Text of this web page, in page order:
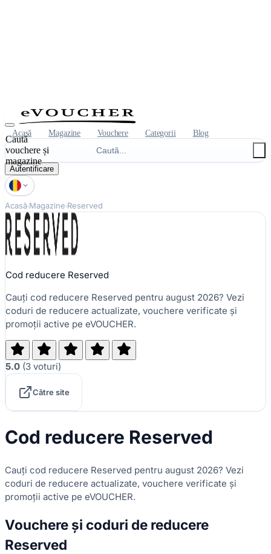
Acasă Magazine Vouchere Categorii Blog
Caută
vouchere și
magazine
Autentificare
Acasă Magazine Reserved
Cod reducere Reserved
Cauți cod reducere Reserved pentru august 2026? Vezi
coduri de reducere actualizate, vouchere verificate și
promoții active pe eVOUCHER.
5.0 (3 voturi)
Către site
Cod reducere Reserved
Cauți cod reducere Reserved pentru august 2026? Vezi
coduri de reducere actualizate, vouchere verificate și
promoții active pe eVOUCHER.
Vouchere și coduri de reducere
Reserved